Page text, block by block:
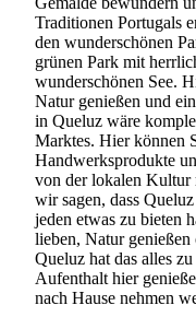
Traditionen Portugals
den wunderschönen
grünen Park mit
wunderschönen See.
Natur genießen und
in Queluz wäre
Marktes. Hier können
Handwerksprodukte
von der lokalen Kultur
wir sagen, dass
jeden etwas zu bieten
lieben, Natur
Queluz hat das alles
Aufenthalt hier
nach Hause nehmen